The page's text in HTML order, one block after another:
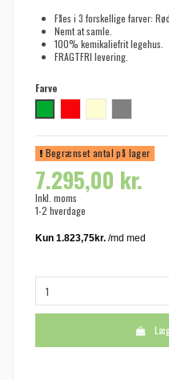
Fåes i 3 forskellige farver:
Nemt at samle.
100% kemikaliefrit legehus.
FRAGTFRI levering.
Farve
Begrænset antal på lager
7.295,00 kr.
Inkl. moms
1-2 hverdage